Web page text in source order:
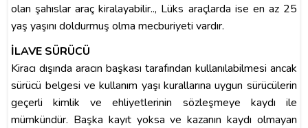
olan şahıslar araç kiralayabilir.., Lüks araçlarda ise en az 25
yaş yaşını doldurmuş olma mecburiyeti vardır.
İLAVE SÜRÜCÜ
Kiracı dışında aracın başkası tarafından kullanılabilmesi ancak
sürücü belgesi ve kullanım yaşı kurallarına uygun sürücülerin
geçerli kimlik ve ehliyetlerinin sözleşmeye kaydı ile
mümkündür. Başka kayıt yoksa ve kazanın kaydı olmayan